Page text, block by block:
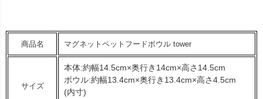
商品名 マグネットペットフードボウル tower
サイズ
本体:約幅14.5cm×奥行き14cm×高さ14.5cm
ボウル:約幅13.4cm×奥行き13.4cm×高さ4.5cm
(内寸)